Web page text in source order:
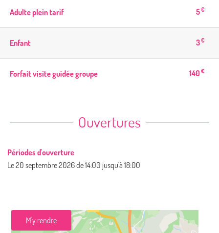
Adulte plein tarif 5€
Enfant 3€
Forfait visite guidée groupe 140€
Ouvertures
Périodes d'ouverture
Le20 septembre 2026de 14:00 jusqu'à 18:00
M'y rendre